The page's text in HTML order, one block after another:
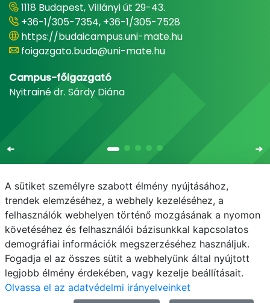
1118 Budapest, Villányi út 29-43.
+36-1/305-7354, +36-1/305-7528
https://budaicampus.uni-mate.hu
foigazgato.buda@uni-mate.hu
Campus-főigazgató
Nyitrainé dr. Sárdy Diána
E-mail Telefonkönyv NEPTUN
E-learning
Adatvédelem
A sütiket személyre szabott élmény nyújtásához,
trendek elemzéséhez, a webhely kezeléséhez, a
felhasználók webhelyen történő mozgásának a nyomon
követéséhez és felhasználói bázisunkkal kapcsolatos
demográfiai információk megszerzéséhez használjuk.
Fogadja el az összes sütit a webhelyünk által nyújtott
legjobb élmény érdekében, vagy kezelje beállításait.
Olvassa el az adatvédelmi irányelveinket